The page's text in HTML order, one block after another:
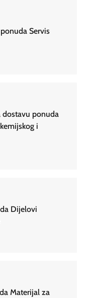
Servis
dostavu ponuda
i
Dijelovi
Materijal za